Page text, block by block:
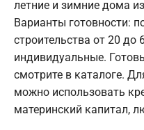
летние и зимние дома
Варианты готовности:
строительства от 20
индивидуальные.
смотрите в каталоге.
можно использовать
материнский капитал,